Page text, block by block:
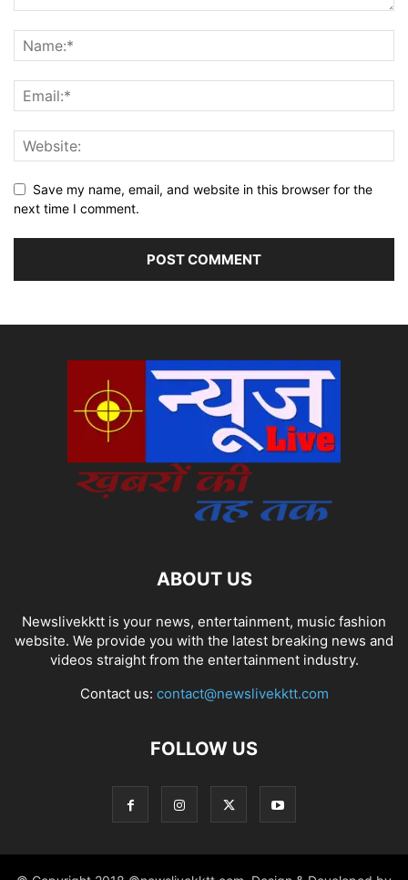
Save my name, email, and website in this browser for the
next time I comment.
ABOUT US
Newslivekktt is your news, entertainment, music fashion
website. We provide you with the latest breaking news and
videos straight from the entertainment industry.
Contact us: contact@newslivekktt.com
FOLLOW US